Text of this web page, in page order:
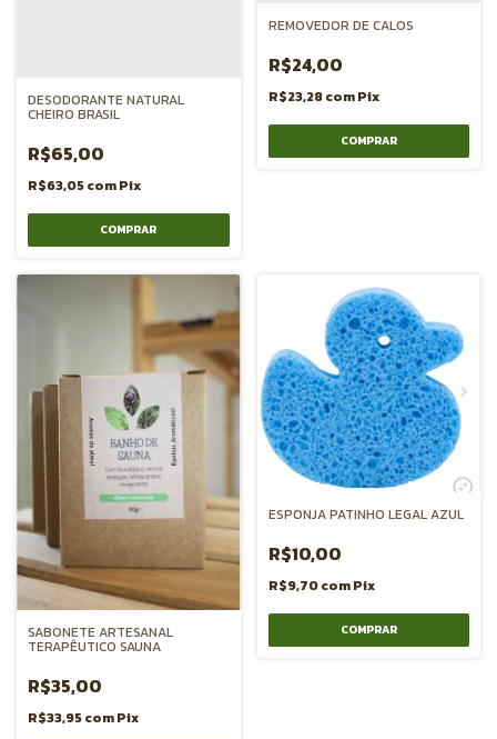
DESODORANTE NATURAL
CHEIRO BRASIL
R$65,00
R$63,05comPix
REMOVEDOR DE CALOS
R$24,00
R$23,28comPix
SABONETE ARTESANAL
TERAPÊUTICO SAUNA
R$35,00
R$33,95comPix
ESPONJA PATINHO LEGAL AZUL
R$10,00
R$9,70comPix